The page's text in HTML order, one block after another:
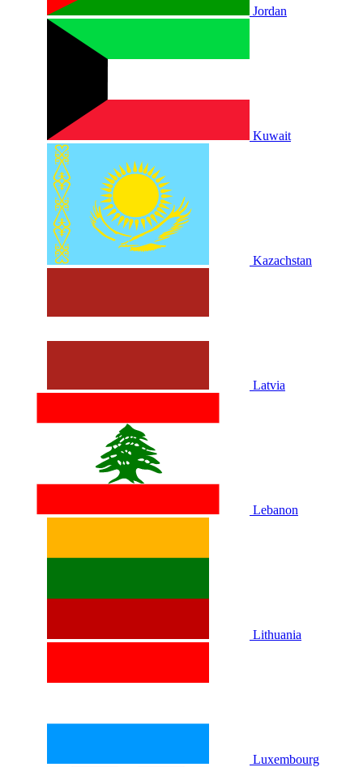
Jordan
Kuwait
Kazachstan
Latvia
Lebanon
Lithuania
Luxembourg